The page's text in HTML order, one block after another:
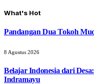
What's Hot
Pandangan Dua Tokoh
8 Agustus 2026
Belajar Indonesia dari
Indramayu